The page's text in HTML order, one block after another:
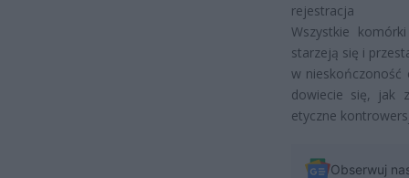
rejestracja
Wszystkie
starzeją się i
w nieskończoność
dowiecie się, jak
etyczne
Obserwuj